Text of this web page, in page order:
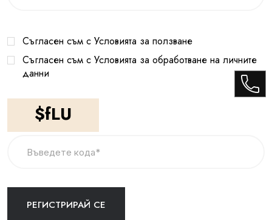
Съгласен съм с Условията за ползване
Съгласен съм с Условията за обработване на личните
данни
$fLU